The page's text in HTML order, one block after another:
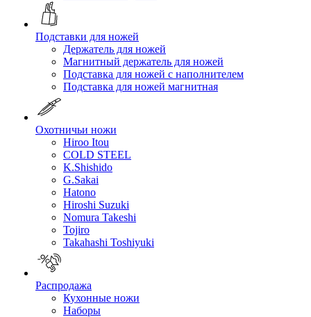
Подставки для ножей
Держатель для ножей
Магнитный держатель для ножей
Подставка для ножей с наполнителем
Подставка для ножей магнитная
Охотничьи ножи
Hiroo Itou
COLD STEEL
K.Shishido
G.Sakai
Hatono
Hiroshi Suzuki
Nomura Takeshi
Tojiro
Takahashi Toshiyuki
Распродажа
Кухонные ножи
Наборы